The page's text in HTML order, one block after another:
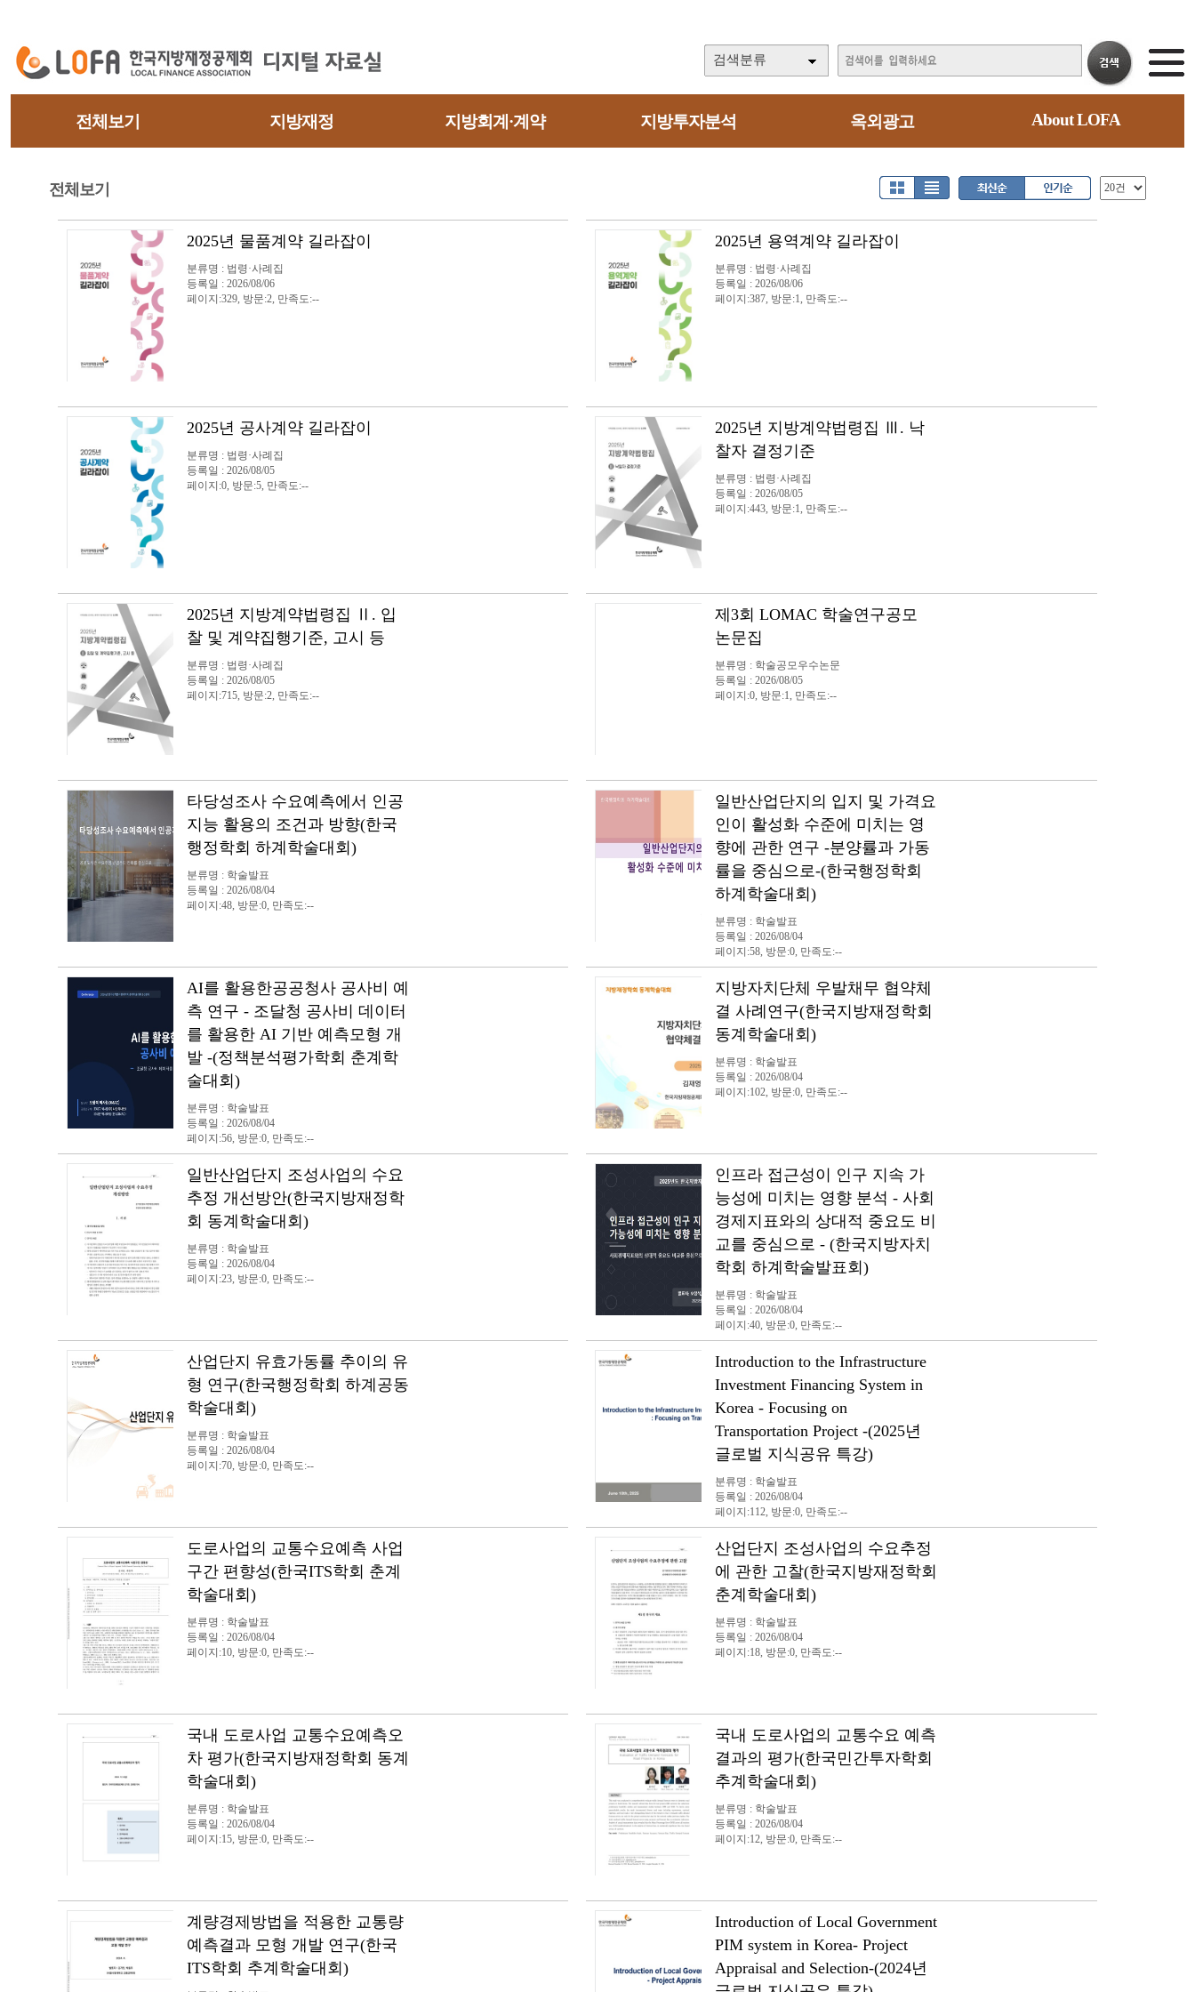
검색분류
전체보기 지방재정 지방회계·계약 지방투자분석 옥외광고 About LOFA
전체보기
2025년 물품계약 길라잡이
분류명 : 법령·사례집
등록일 : 2026/08/06
페이지:329, 방문:2, 만족도:--
2025년 용역계약 길라잡이
분류명 : 법령·사례집
등록일 : 2026/08/06
페이지:387, 방문:1, 만족도:--
2025년 공사계약 길라잡이
분류명 : 법령·사례집
등록일 : 2026/08/05
페이지:0, 방문:5, 만족도:--
2025년 지방계약법령집 Ⅲ. 낙
찰자 결정기준
분류명 : 법령·사례집
등록일 : 2026/08/05
페이지:443, 방문:1, 만족도:--
2025년 지방계약법령집 Ⅱ. 입
찰 및 계약집행기준, 고시 등
분류명 : 법령·사례집
등록일 : 2026/08/05
페이지:715, 방문:2, 만족도:--
제3회 LOMAC 학술연구공모
논문집
분류명 : 학술공모우수논문
등록일 : 2026/08/05
페이지:0, 방문:1, 만족도:--
타당성조사 수요예측에서 인공
지능 활용의 조건과 방향(한국
행정학회 하계학술대회)
분류명 : 학술발표
등록일 : 2026/08/04
페이지:48, 방문:0, 만족도:--
일반산업단지의 입지 및 가격요
인이 활성화 수준에 미치는 영
향에 관한 연구 -분양률과 가동
률을 중심으로-(한국행정학회
하계학술대회)
분류명 : 학술발표
등록일 : 2026/08/04
페이지:58, 방문:0, 만족도:--
AI를 활용한공공청사 공사비 예
측 연구 - 조달청 공사비 데이터
를 활용한 AI 기반 예측모형 개
발 -(정책분석평가학회 춘계학
술대회)
분류명 : 학술발표
등록일 : 2026/08/04
페이지:56, 방문:0, 만족도:--
지방자치단체 우발채무 협약체
결 사례연구(한국지방재정학회
동계학술대회)
분류명 : 학술발표
등록일 : 2026/08/04
페이지:102, 방문:0, 만족도:--
일반산업단지 조성사업의 수요
추정 개선방안(한국지방재정학
회 동계학술대회)
분류명 : 학술발표
등록일 : 2026/08/04
페이지:23, 방문:0, 만족도:--
인프라 접근성이 인구 지속 가
능성에 미치는 영향 분석 - 사회
경제지표와의 상대적 중요도 비
교를 중심으로 - (한국지방자치
학회 하계학술발표회)
분류명 : 학술발표
등록일 : 2026/08/04
페이지:40, 방문:0, 만족도:--
산업단지 유효가동률 추이의 유
형 연구(한국행정학회 하계공동
학술대회)
분류명 : 학술발표
등록일 : 2026/08/04
페이지:70, 방문:0, 만족도:--
Introduction to the Infrastructure
Investment Financing System in
Korea - Focusing on
Transportation Project -(2025년
글로벌 지식공유 특강)
분류명 : 학술발표
등록일 : 2026/08/04
페이지:112, 방문:0, 만족도:--
도로사업의 교통수요예측 사업
구간 편향성(한국ITS학회 춘계
학술대회)
분류명 : 학술발표
등록일 : 2026/08/04
페이지:10, 방문:0, 만족도:--
산업단지 조성사업의 수요추정
에 관한 고찰(한국지방재정학회
춘계학술대회)
분류명 : 학술발표
등록일 : 2026/08/04
페이지:18, 방문:0, 만족도:--
국내 도로사업 교통수요예측오
차 평가(한국지방재정학회 동계
학술대회)
분류명 : 학술발표
등록일 : 2026/08/04
페이지:15, 방문:0, 만족도:--
국내 도로사업의 교통수요 예측
결과의 평가(한국민간투자학회
추계학술대회)
분류명 : 학술발표
등록일 : 2026/08/04
페이지:12, 방문:0, 만족도:--
계량경제방법을 적용한 교통량
예측결과 모형 개발 연구(한국
ITS학회 추계학술대회)
Introduction of Local Government
PIM system in Korea- Project
Appraisal and Selection-(2024년